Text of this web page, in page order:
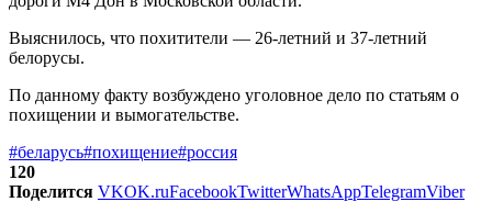
Выяснилось, что похитители — 26-летний и 37-летний
белорусы.
По данному факту возбуждено уголовное дело по статьям о
похищении и вымогательстве.
#беларусь#похищение#россия
120
Поделится VKOK.ruFacebookTwitterWhatsAppTelegramViber